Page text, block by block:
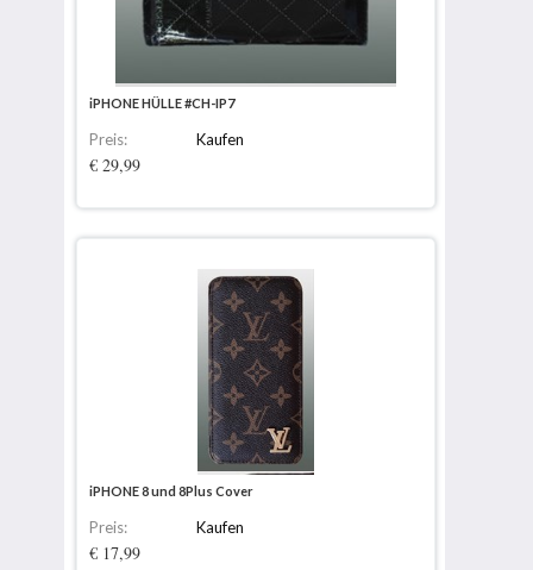
iPHONE HÜLLE #CH-IP7
Preis:
€ 29,99
Kaufen
iPHONE 8 und 8Plus Cover
Preis:
€ 17,99
Kaufen